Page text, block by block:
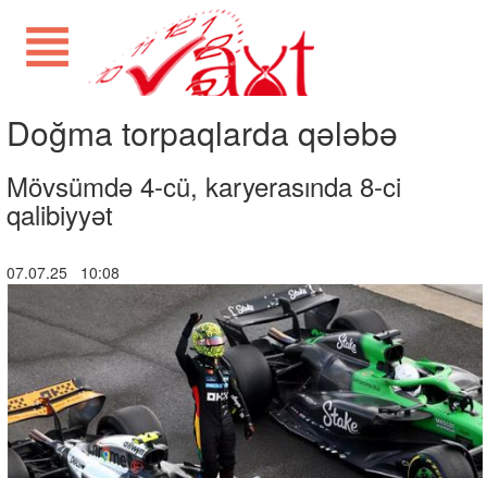
Doğma torpaqlarda qələbə
Mövsümdə 4-cü, karyerasında 8-ci
qalibiyyət
07.07.25 10:08